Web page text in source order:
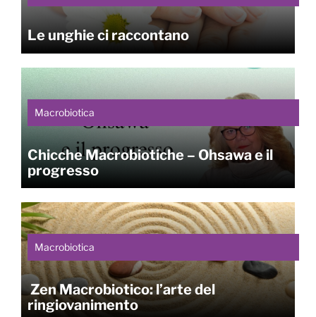
Le unghie ci raccontano
Macrobiotica
Chicche Macrobiotiche – Ohsawa e il
progresso
Macrobiotica
Zen Macrobiotico: l’arte del
ringiovanimento